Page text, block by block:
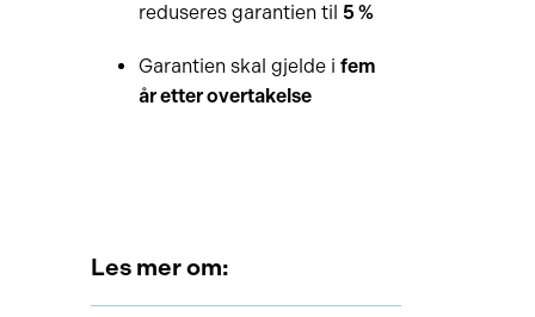
reduseres garantien til 5 %
Garantien skal gjelde i fem
år etter overtakelse
Les mer om: